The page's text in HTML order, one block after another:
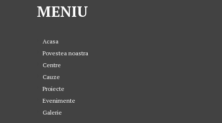
MENIU
Acasa
Povestea noastra
Centre
Cauze
Proiecte
Evenimente
Galerie